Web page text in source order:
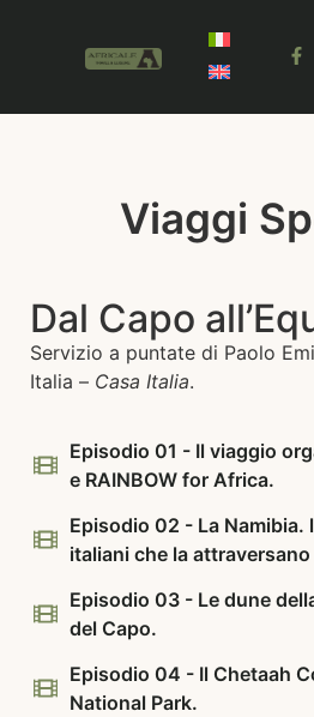
Viaggi
Dal Capo
Servizio a puntate di Paolo
Italia – Casa Italia.
Episodio 01 - Il viaggio
e RAINBOW for Africa.
Episodio 02 - La Namibia.
italiani che la
Episodio 03 - Le dune
del Capo.
Episodio 04 - Il Chetaah
National Park.